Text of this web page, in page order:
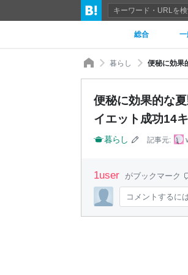
総合
暮らし
便秘に効果的な
イエット成功14
暮らし 記事元:
1user がブックマーク
コメントするに